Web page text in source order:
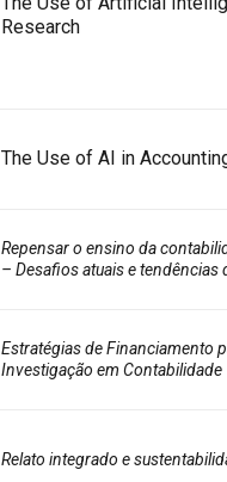
Research
The Use of AI in
Repensar o ensino da
– Desafios atuais e tendências
Estratégias de Financiamento
Investigação em Contabilidade
Relato integrado e